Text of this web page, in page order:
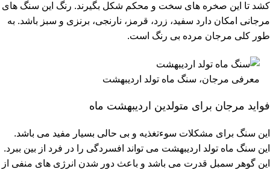
کشد تا این صخره های سخت و محکم شکل بگیرند. رنگ این سنگ های
مرجانی امکان دارد سفید، زرد، قرمز، نارنجی، برنزی و سبز باشد. به
طور کلی مرجان مرده بی رنگ است.
معرفی مرجان، سنگ ماه تولد اردیبهشت
فواید مرجان برای متولدین اردیبهشت ماه
این سنگ برای مشکلات سوءتغذیه و بی حالی بسیار مفید می باشد.
این سنگ ماه تولد اردیبهشت می تواند افسردگی را در فرد از بین ببرد.
این گوهر سمبل قدرت می باشد و باعث دور شدن انرژی های منفی از